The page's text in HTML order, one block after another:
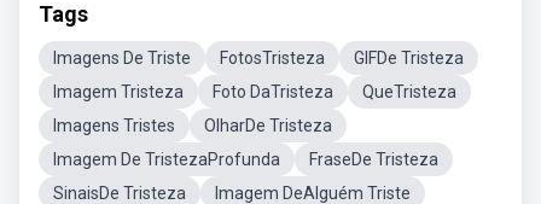
Tags
Imagens De Triste FotosTristeza
GIFDe Tristeza
Imagem Tristeza
Foto DaTristeza
QueTristeza
Imagens Tristes
OlharDe Tristeza
Imagem De TristezaProfunda
FraseDe Tristeza
SinaisDe Tristeza
Imagem DeAlguém Triste